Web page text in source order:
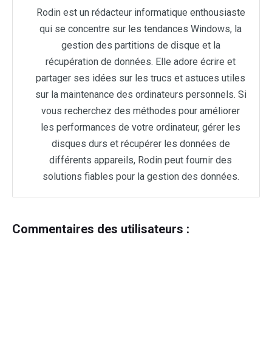
Rodin est un rédacteur informatique enthousiaste
qui se concentre sur les tendances Windows, la
gestion des partitions de disque et la
récupération de données. Elle adore écrire et
partager ses idées sur les trucs et astuces utiles
sur la maintenance des ordinateurs personnels. Si
vous recherchez des méthodes pour améliorer
les performances de votre ordinateur, gérer les
disques durs et récupérer les données de
différents appareils, Rodin peut fournir des
solutions fiables pour la gestion des données.
Commentaires des utilisateurs :